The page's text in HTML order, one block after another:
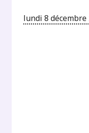
lundi 8 décembre